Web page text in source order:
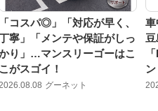
「コスパ◎」「対応が早く、
寧」「メンテや保証がしっ
り」…マンスリーゴーはこ
こがスゴイ！
グーネット
車
ン